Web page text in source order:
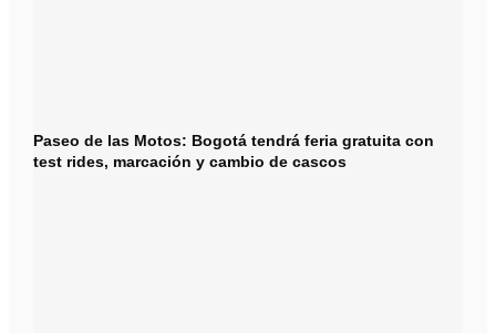
Paseo de las Motos: Bogotá tendrá feria gratuita con
test rides, marcación y cambio de cascos